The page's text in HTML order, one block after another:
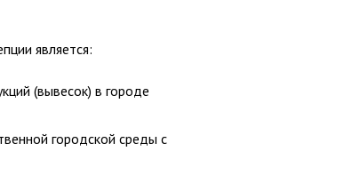
является:
(вывесок) в городе
городской среды с